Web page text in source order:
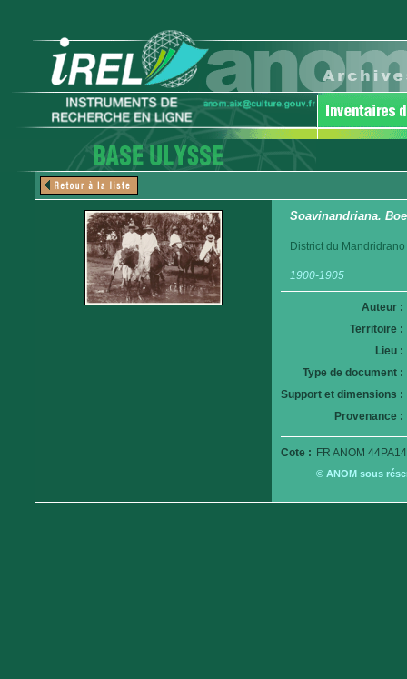
Soavinandriana.
District du Mandridrano
1900-1905
Auteur :
Territoire :
Lieu :
Type de document :
Support et dimensions :
Provenance :
Cote : FR ANOM
© ANOM sous